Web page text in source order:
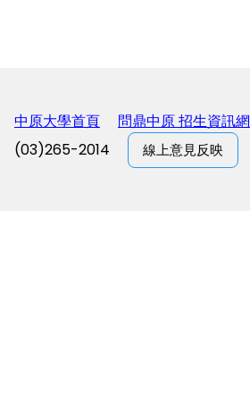
中原大學首頁 問鼎中原 招生資訊網
(03)265-2014
線上意見反映